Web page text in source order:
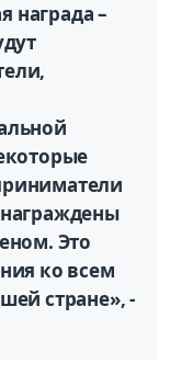
награда –
Это
ко всем
стране», -